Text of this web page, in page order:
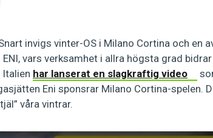
invigs vinter-OS i Milano Cortina och en
vars verksamhet i allra högsta grad
Italien har lanserat en slagkraftig video
Eni sponsrar Milano Cortina-spelen.
våra vintrar.